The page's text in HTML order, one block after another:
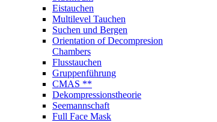
Eistauchen
Multilevel Tauchen
Suchen und Bergen
Orientation of Decompresion
Chambers
Flusstauchen
Gruppenführung
CMAS **
Dekompressionstheorie
Seemannschaft
Full Face Mask